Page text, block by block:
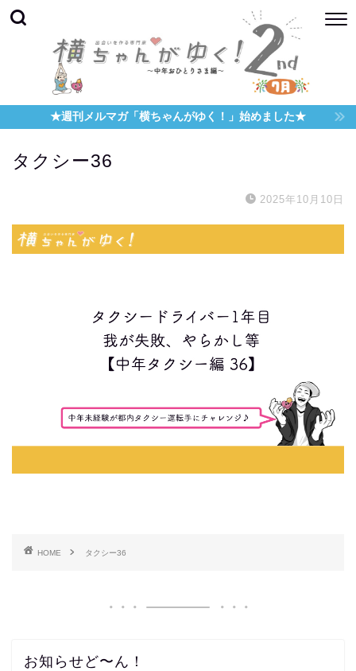
★週刊メルマガ「横ちゃんがゆく！」始めました★
タクシー36
2025年10月10日
HOME タクシー36
お知らせど〜ん！